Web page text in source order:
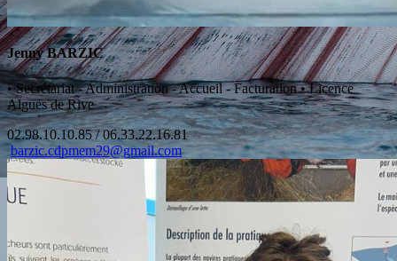
Jenny BARZIC
•Secrétariat - Administration - Accueil - Facturation•Licence
Algues de Rive
02.98.10.10.85 / 06.33.22.16.81
barzic.cdpmem29@gmail.com